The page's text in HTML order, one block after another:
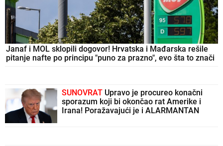
Janaf i MOL sklopili dogovor! Hrvatska i Mađarska rešile
pitanje nafte po principu "puno za prazno", evo šta to znači
SUNOVRAT Upravo je procureo konačni
sporazum koji bi okončao rat Amerike i
Irana! Poražavajući je i ALARMANTAN